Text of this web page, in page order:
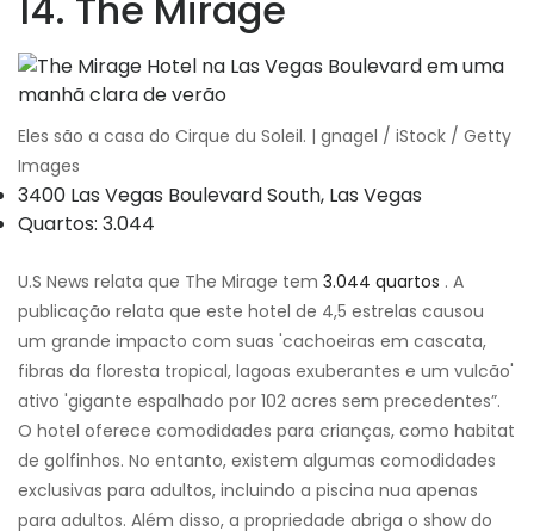
Eles são a casa do Cirque du Soleil. | gnagel / iStock / Getty
Images
3400 Las Vegas Boulevard South, Las Vegas
Quartos: 3.044
U.S News relata que The Mirage tem 3.044 quartos . A
publicação relata que este hotel de 4,5 estrelas causou
um grande impacto com suas 'cachoeiras em cascata,
fibras da floresta tropical, lagoas exuberantes e um vulcão'
ativo 'gigante espalhado por 102 acres sem precedentes”.
O hotel oferece comodidades para crianças, como habitat
de golfinhos. No entanto, existem algumas comodidades
exclusivas para adultos, incluindo a piscina nua apenas
para adultos. Além disso, a propriedade abriga o show do